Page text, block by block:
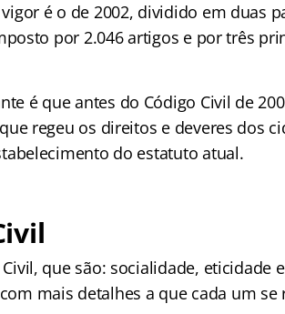
é o de 2002, dividido em duas
por 2.046 artigos e por três
é que antes do Código Civil de
regeu os direitos e deveres dos
do estatuto atual.
que são: socialidade, eticidade e
mais detalhes a que cada um se